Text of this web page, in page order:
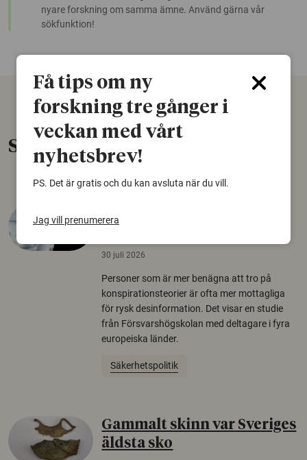
nyare forskning om samma ämne. Använd gärna vår
sökfunktion!
Senaste nytt
30 juli 2026
Personer som är mer benägna att tro på
konspirationsteorier är ofta mer mottagliga
för rysk desinformation. Det visar en studie
från Försvarshögskolan med deltagare i fyra
europeiska länder.
Säkerhetspolitik
Gammalt skinn var Sveriges
äldsta sko
Få tips om ny
forskning tre gånger i
veckan med vårt
nyhetsbrev!
PS. Det är gratis och du kan avsluta när du vill.
Jag vill prenumerera